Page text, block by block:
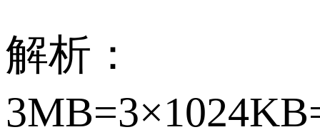
解析：